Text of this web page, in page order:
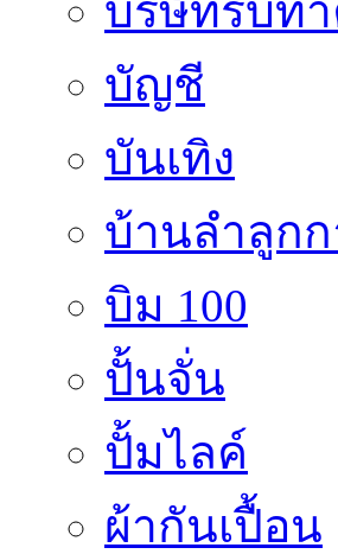
บริษัทรับท
บัญชี
บันเทิง
บ้านลำลูกก
บิม 100
ปั้นจั่น
ปั้มไลค์
ผ้ากันเปื้อน